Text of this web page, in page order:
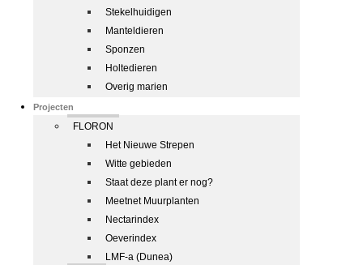
Stekelhuidigen
Manteldieren
Sponzen
Holtedieren
Overig marien
Projecten
FLORON
Het Nieuwe Strepen
Witte gebieden
Staat deze plant er nog?
Meetnet Muurplanten
Nectarindex
Oeverindex
LMF-a (Dunea)